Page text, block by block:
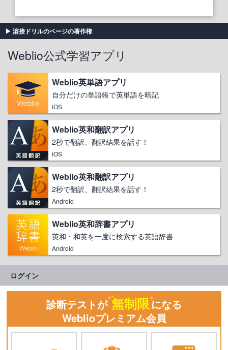
溶接ドリルのページの著作権
Weblio公式学習アプリ
Weblio英単語アプリ
自分だけの単語帳で英単語を暗記
iOS
Weblio英和翻訳アプリ
2秒で翻訳、翻訳結果を話す！
iOS
Weblio英和翻訳アプリ
2秒で翻訳、翻訳結果を話す！
Android
Weblio英和辞書アプリ
英和・和英を一度に検索する英語辞書
Android
ログイン
診断テストが 無制限になる
Weblioプレミアム会員